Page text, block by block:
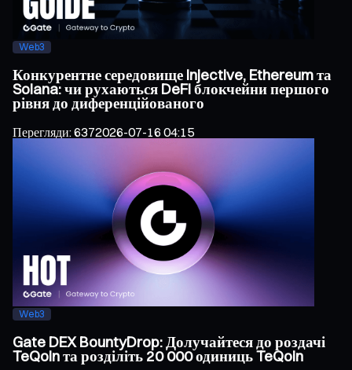
Web3
Конкурентне середовище Injective, Ethereum та
Solana: чи рухаються DeFi блокчейни першого
рівня до диференційованого
Перегляди:6372026-07-16 04:15
Web3
Gate DEX BountyDrop: Долучайтеся до роздачі
TeQoin та розділіть 20 000 одиниць TeQoin